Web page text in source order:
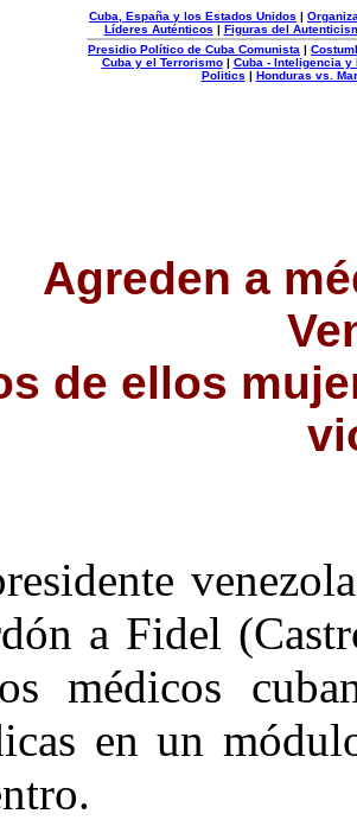
Cuba, España y los Estados Unidos |
Líderes Auténticos | Figuras del
Presidio Político de Cuba Comunista |
Cuba y el Terrorismo| Cuba - Inteligencia y
Politics | Honduras vs.
Agreden a
de ellos
a Fidel
médicos
en un